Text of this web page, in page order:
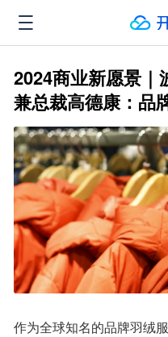
2024商业新愿景｜
兼总裁高德康：品
作为全球知名的品牌羽绒